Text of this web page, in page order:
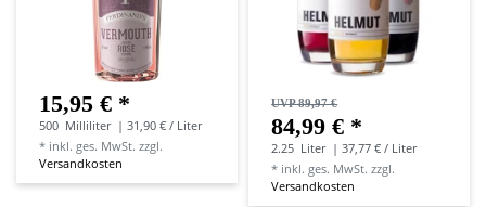
15,95 € *
500 Milliliter | 31,90 € / Liter
* inkl. ges. MwSt. zzgl.
Versandkosten
UVP 89,97 €
84,99 € *
2.25 Liter | 37,77 € / Liter
* inkl. ges. MwSt. zzgl.
Versandkosten